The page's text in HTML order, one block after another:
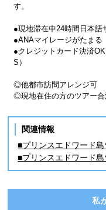
す。
●現地滞在中24時間日本語
●ANAマイレージがたまる
●クレジットカード決済
S）
◎他都市訪問アレンジ可
◎現地在住の方のツアー
関連情報
■プリンスエドワード
■プリンスエドワード
私